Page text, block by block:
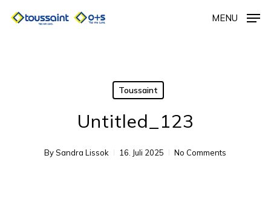
MENU
Toussaint
Untitled_123
By Sandra Lissok 16. Juli 2025 No Comments